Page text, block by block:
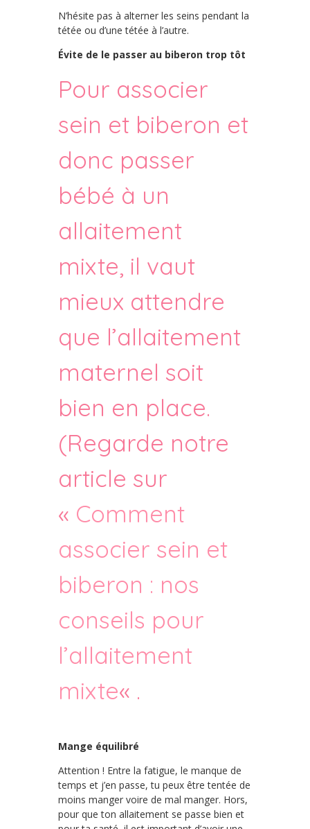
N’hésite pas à alterner les seins pendant la
tétée ou d’une tétée à l’autre.
Évite de le passer au biberon trop tôt
Pour associer
sein et biberon et
donc passer
bébé à un
allaitement
mixte, il vaut
mieux attendre
que l’allaitement
maternel soit
bien en place.
(Regarde notre
article sur
« Comment
associer sein et
biberon : nos
conseils pour
l’allaitement
mixte« .
Mange équilibré
Attention ! Entre la fatigue, le manque de
temps et j’en passe, tu peux être tentée de
moins manger voire de mal manger. Hors,
pour que ton allaitement se passe bien et